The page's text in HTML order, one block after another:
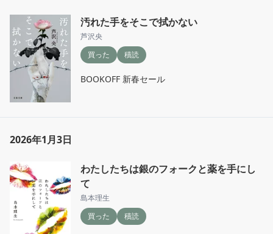
汚れた手をそこで拭かない
芦沢央
買った
積読
BOOKOFF 新春セール
2026年1月3日
わたしたちは銀のフォークと薬を手にし
て
島本理生
買った
積読